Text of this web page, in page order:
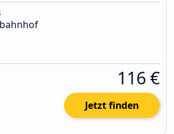
116 €
Jetzt finden